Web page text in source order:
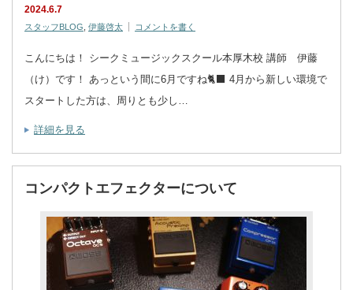
2024.6.7
スタッフBLOG 伊藤啓太 コメントを書く
こんにちは！ シークミュージックスクール本厚木校 講師 伊藤
（け）です！ あっという間に6月ですね🐈‍⬛ 4月から新しい環境で
スタートした方は、周りとも少し…
詳細を見る
コンパクトエフェクターについて